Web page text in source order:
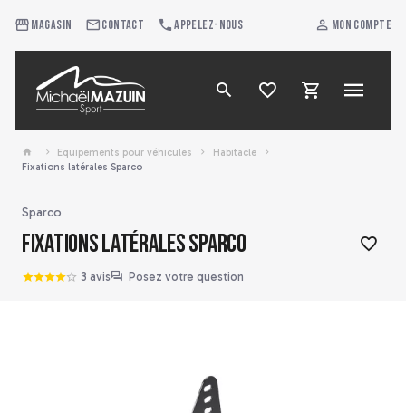
Magasin Contact Appelez-nous Mon compte
Equipements pour véhicules
Habitacle
Fixations latérales Sparco
Sparco
Fixations latérales Sparco
3 avis Posez votre question